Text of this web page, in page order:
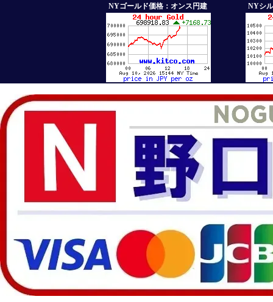
NYゴールド価格：オンス円建 NYシ